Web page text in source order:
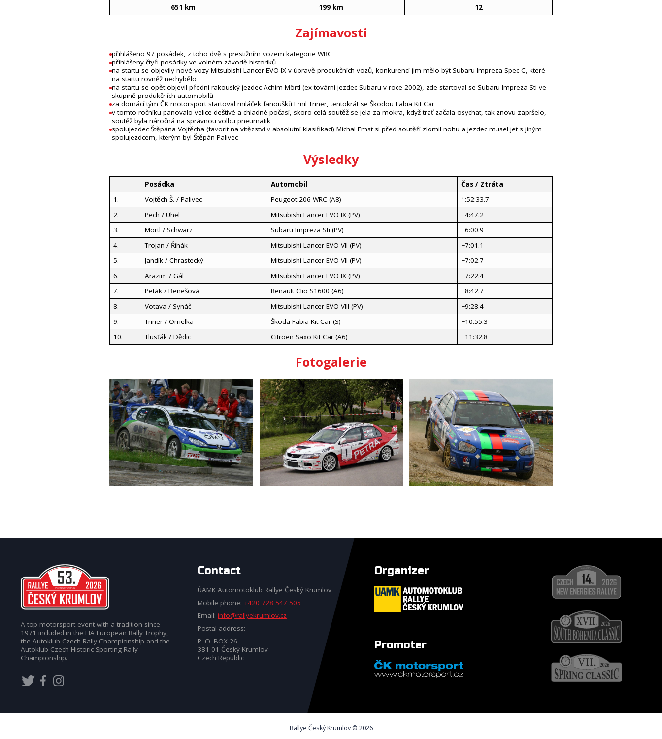
651 km
199 km 12
Zajímavosti
přihlášeno 97 posádek, z toho dvě s prestižním vozem kategorie WRC
přihlášeny čtyři posádky ve volném závodě historiků
na startu se objevily nové vozy Mitsubishi Lancer EVO IX v úpravě produkčních vozů, konkurencí jim mělo být Subaru Impreza Spec C, které
na startu rovněž nechybělo
na startu se opět objevil přední rakouský jezdec Achim Mörtl (ex-tovární jezdec Subaru v roce 2002), zde startoval se Subaru Impreza Sti ve
skupině produkčních automobilů
za domácí tým ČK motorsport startoval miláček fanoušků Emil Triner, tentokrát se Škodou Fabia Kit Car
v tomto ročníku panovalo velice deštivé a chladné počasí, skoro celá soutěž se jela za mokra, když trať začala osychat, tak znovu zapršelo,
soutěž byla náročná na správnou volbu pneumatik
spolujezdec Štěpána Vojtěcha (favorit na vítězství v absolutní klasifikaci) Michal Ernst si před soutěží zlomil nohu a jezdec musel jet s jiným
spolujezdcem, kterým byl Štěpán Palivec
Výsledky
Posádka Automobil
Čas / Ztráta
1.
Vojtěch Š. / Palivec Peugeot 206 WRC (A8)
1:52:33.7
2.
Pech / Uhel Mitsubishi Lancer EVO IX (PV)
+4:47.2
3.
Mörtl / Schwarz Subaru Impreza Sti (PV)
+6:00.9
4.
Trojan / Řihák Mitsubishi Lancer EVO VII (PV)
+7:01.1
5.
Jandík / Chrastecký Mitsubishi Lancer EVO VII (PV)
+7:02.7
6.
Arazim / Gál Mitsubishi Lancer EVO IX (PV)
+7:22.4
7.
Peták / Benešová Renault Clio S1600 (A6)
+8:42.7
8.
Votava / Synáč Mitsubishi Lancer EVO VIII (PV)
+9:28.4
9.
Triner / Omelka Škoda Fabia Kit Car (S)
+10:55.3
10.
Tlusťák / Dědic Citroën Saxo Kit Car (A6) +11:32.8
Fotogalerie
A top motorsport event with a tradition since
1971 included in the FIA European Rally Trophy,
the Autoklub Czech Rally Championship and the
Autoklub Czech Historic Sporting Rally
Championship.
Contact
ÚAMK Automotoklub Rallye Český Krumlov
Mobile phone: +420 728 547 505
Email: info@rallyekrumlov.cz
Postal address:
P. O. BOX 26
381 01 Český Krumlov
Czech Republic
Organizer
Promoter
Rallye Český Krumlov © 2026